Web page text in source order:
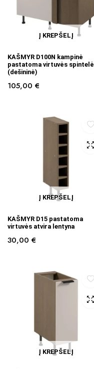
Į KREPŠELĮ
KAŠMYR D100N kampinė
pastatoma virtuvės spintelė
(dešininė)
105,00 €
Į KREPŠELĮ
KAŠMYR D15 pastatoma
virtuvės atvira lentyna
30,00 €
Į KREPŠELĮ